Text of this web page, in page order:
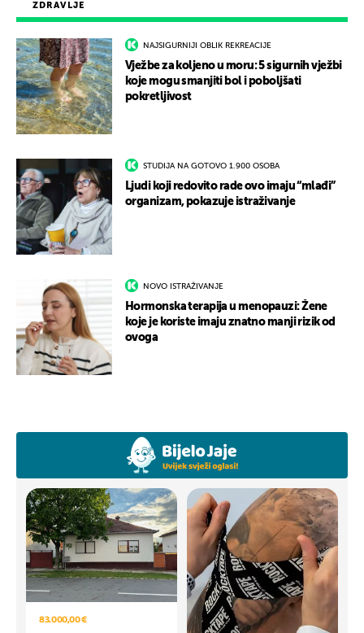
ZDRAVLJE
NAJSIGURNIJI OBLIK REKREACIJE
Vježbe za koljeno u moru: 5 sigurnih vježbi
koje mogu smanjiti bol i poboljšati
pokretljivost
STUDIJA NA GOTOVO 1.900 OSOBA
Ljudi koji redovito rade ovo imaju “mlađi”
organizam, pokazuje istraživanje
NOVO ISTRAŽIVANJE
Hormonska terapija u menopauzi: Žene
koje je koriste imaju znatno manji rizik od
ovoga
83.000,00 €